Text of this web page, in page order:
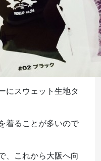
にスウェット生地タ
着ることが多いので
、これから大阪へ向